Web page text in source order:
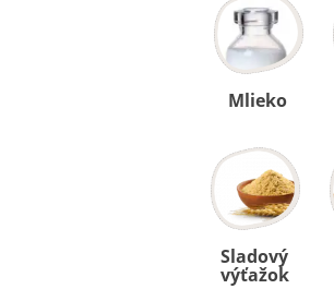
Mlieko
Sladový
výťažok